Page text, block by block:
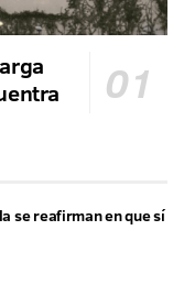
se reafirman en que sí